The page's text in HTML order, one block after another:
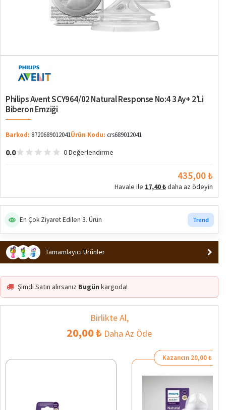
Philips Avent SCY964/02 Natural Response No:4 3 Ay+ 2'li
Biberon Emziği
Barkod: 8720689012041Ürün Kodu: crs689012041
0.0 0 Değerlendirme
435,00 ₺
Havale ile 17,40 ₺daha az ödeyin
En Çok Ziyaret Edilen 3. Ürün Trend
Tamamlayıcı Ürünler
Şimdi Satın alırsanız Bugün kargoda!
Birlikte Al,
20,00 ₺ Daha Az Öde
Kazancın 20,00 ₺